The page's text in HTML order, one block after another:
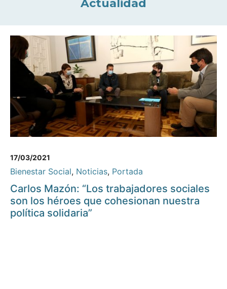
Actualidad
17/03/2021
Bienestar Social, Noticias, Portada
Carlos Mazón: “Los trabajadores sociales
son los héroes que cohesionan nuestra
política solidaria”